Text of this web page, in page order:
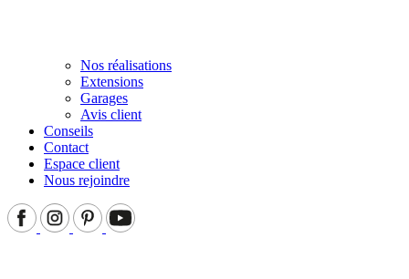
Nos réalisations
Extensions
Garages
Avis client
Conseils
Contact
Espace client
Nous rejoindre